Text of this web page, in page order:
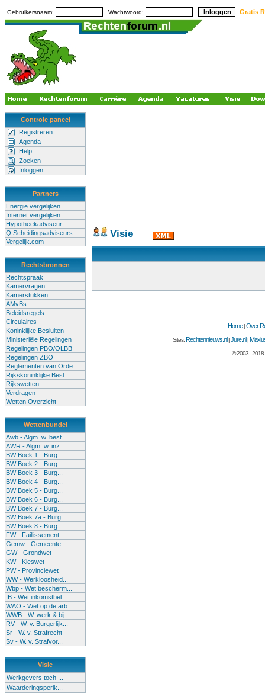
Gebruikersnaam: Wachtwoord: Gratis
Controle paneel
Registreren
Agenda
Help
Zoeken
Inloggen
Partners
Energie vergelijken
Internet vergelijken
Hypotheekadviseur
Q Scheidingsadviseurs
Vergelijk.com
Rechtsbronnen
Rechtspraak
Kamervragen
Kamerstukken
AMvBs
Beleidsregels
Circulaires
Koninklijke Besluiten
Ministeriële Regelingen
Regelingen PBO/OLBB
Regelingen ZBO
Reglementen van Orde
Rijkskoninklijke Besl.
Rijkswetten
Verdragen
Wetten Overzicht
Wettenbundel
Awb - Algm. w. best...
AWR - Algm. w. inz...
BW Boek 1 - Burg...
BW Boek 2 - Burg...
BW Boek 3 - Burg...
BW Boek 4 - Burg...
BW Boek 5 - Burg...
BW Boek 6 - Burg...
BW Boek 7 - Burg...
BW Boek 7a - Burg...
BW Boek 8 - Burg...
FW - Faillissement...
Gemw - Gemeente...
GW - Grondwet
KW - Kieswet
PW - Provinciewet
WW - Werkloosheid...
Wbp - Wet bescherm...
IB - Wet inkomstbel...
WAO - Wet op de arb..
WWB - W. werk & bij...
RV - W. v. Burgerlijk...
Sr - W. v. Strafrecht
Sv - W. v. Strafvor...
Visie
Werkgevers toch ...
Waarderingsperik...
Visie
Home|Over
Sites:Rechtennieuws.nl |Jure.nl |
© 2003 - 2018